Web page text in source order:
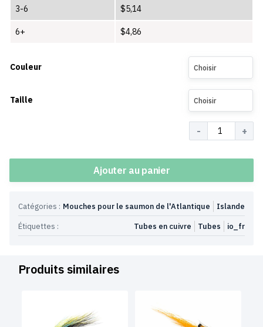
3-6 $5,14
6+ $4,86
Couleur Choisir
Taille Choisir
Ajouter au panier
Catégories : Islande
Mouches pour le saumon de l'Atlantique
Étiquettes :
io_fr
Tubes
Tubes en cuivre
Produits similaires